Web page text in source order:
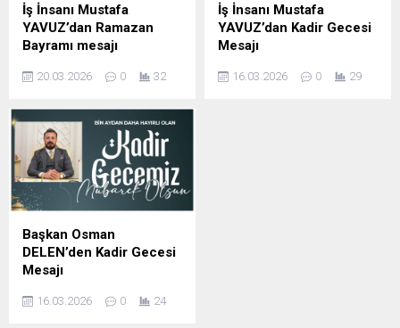
İş İnsanı Mustafa
YAVUZ’dan Ramazan
Bayramı mesajı
Başkanı ve İş insanı Mustafa
dolayısıyla mesaj yayımladı;
İş insanı Mustafa Yavuz
Mesajında şunları kaydetti,
Ramazan ayının manevi
ikliminde sabır, yardımlaşma
ve dayanışma duygularının
güçlendiğini belirterek,
bayramların ise bu güzel
değerlerin toplumun her
kesimine yayıldığı müstesna
zamanlar olduğunu ifade
20.03.2026 0 32
İş İnsanı Mustafa
YAVUZ’dan Kadir Gecesi
Mesajı
Başkanı ve iş insanı Mustafa
16.03.2026 0 29
Başkan Osman
DELEN’den Kadir Gecesi
Mesajı
DELEN GROUP Yönetim
Kurulu Başkanı ve
16.03.2026 0 24